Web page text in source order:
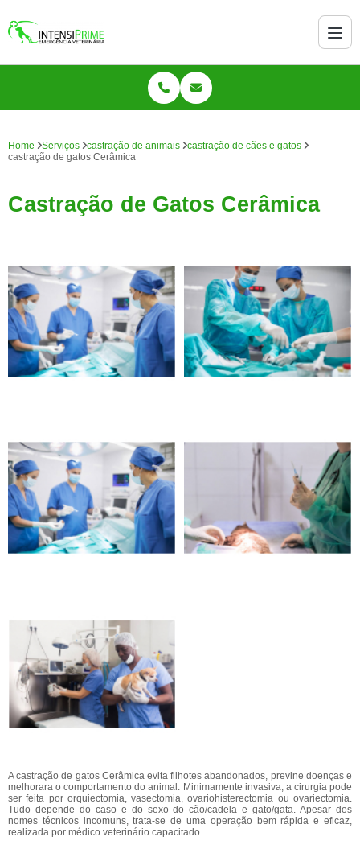
Home Serviços castração de animais
castração de cães e gatos
castração de gatos Cerâmica
Castração de Gatos Cerâmica
A castração de gatos Cerâmica evita filhotes abandonados, previne doenças e
melhorara o comportamento do animal. Minimamente invasiva, a cirurgia pode
ser feita por orquiectomia, vasectomia, ovariohisterectomia ou ovariectomia.
Tudo depende do caso e do sexo do cão/cadela e gato/gata. Apesar dos
nomes técnicos incomuns, trata-se de uma operação bem rápida e eficaz,
realizada por médico veterinário capacitado.